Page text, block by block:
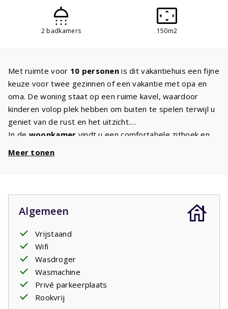
2 badkamers 150m2
Met ruimte voor 10 personenis dit vakantiehuis een fijne
keuze voor twee gezinnen of een vakantie met opa en
oma. De woning staat op een ruime kavel, waardoor
kinderen volop plek hebben om buiten te spelen terwijl u
geniet van de rust en het uitzicht.
In de woonkamer vindt u een comfortabele zithoek en
gezellige maaltijd voor het hele gezelschap.
Op debegane grond slaapkamers
beide met een tweepersoonsbed. Daarnaast is er een
badkamer en een apart toilet. Op de
ruime kinderslaapkamer met drie stapelbedden en maar
liefst zes slaapplaatsen. Voor kinderen is dit vaak dé
favoriete plek van het huis. Op deze verdieping zijn ook
een tweede badkamer en een toilet aanwezig.
Via de woonkamer loopt u naar het
Meer tonen
Algemeen
Vrijstaand
Wifi
Wasdroger
Wasmachine
Privé parkeerplaats
Rookvrij